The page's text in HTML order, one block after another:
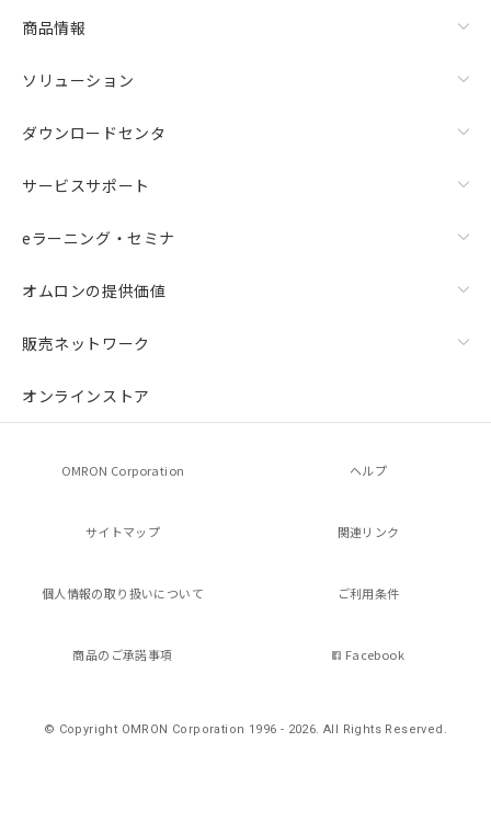
商品情報
ソリューション
ダウンロードセンタ
サービスサポート
eラーニング・セミナ
オムロンの提供価値
販売ネットワーク
オンラインストア
OMRON Corporation ヘルプ
サイトマップ 関連リンク
個人情報の取り扱いについて ご利用条件
商品のご承諾事項 Facebook
© Copyright OMRON Corporation 1996 - 2026.All Rights Reserved.
空
白
示しないようお願いします。
ビス）をご利用いただくには、I-Web
あります。
お客様が当ウェブサイト上で当社にご
および当社の共同利用者が、当社の製
引・商談に必要な範囲で利用すること
※当社の共同利用者とは、
指します。